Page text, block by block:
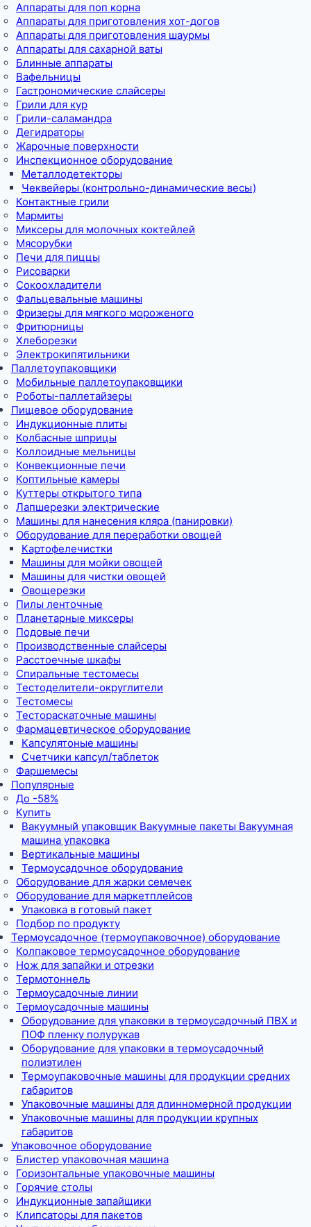
Аппараты для поп корна
Аппараты для приготовления хот-догов
Аппараты для приготовления шаурмы
Аппараты для сахарной ваты
Блинные аппараты
Вафельницы
Гастрономические слайсеры
Грили для кур
Грили-саламандра
Дегидраторы
Жарочные поверхности
Инспекционное оборудование
Металлодетекторы
Чеквейеры (контрольно-динамические весы)
Контактные грили
Мармиты
Миксеры для молочных коктейлей
Мясорубки
Печи для пиццы
Рисоварки
Сокоохладители
Фальцевальные машины
Фризеры для мягкого мороженого
Фритюрницы
Хлеборезки
Электрокипятильники
Паллетоупаковщики
Мобильные паллетоупаковщики
Роботы-паллетайзеры
Пищевое оборудование
Индукционные плиты
Колбасные шприцы
Коллоидные мельницы
Конвекционные печи
Коптильные камеры
Куттеры открытого типа
Лапшерезки электрические
Машины для нанесения кляра (панировки)
Оборудование для переработки овощей
Картофелечистки
Машины для мойки овощей
Машины для чистки овощей
Овощерезки
Пилы ленточные
Планетарные миксеры
Подовые печи
Производственные слайсеры
Расстоечные шкафы
Спиральные тестомесы
Тестоделители-округлители
Тестомесы
Тестораскаточные машины
Фармацевтическое оборудование
Капсулятоные машины
Счетчики капсул/таблеток
Фаршемесы
Популярные
До -58%
Купить
Вакуумный упаковщик Вакуумные пакеты Вакуумная
машина упаковка
Вертикальные машины
Термоусадочное оборудование
Оборудование для жарки семечек
Оборудование для маркетплейсов
Упаковка в готовый пакет
Подбор по продукту
Термоусадочное (термоупаковочное) оборудование
Колпаковое термоусадочное оборудование
Нож для запайки и отрезки
Термотоннель
Термоусадочные линии
Термоусадочные машины
Оборудование для упаковки в термоусадочный ПВХ и
ПОФ пленку полурукав
Оборудование для упаковки в термоусадочный
полиэтилен
Термоупаковочные машины для продукции средних
габаритов
Упаковочные машины для длинномерной продукции
Упаковочные машины для продукции крупных
габаритов
Упаковочное оборудование
Блистер упаковочная машина
Горизонтальные упаковочные машины
Горячие столы
Индукционные запайщики
Клипсаторы для пакетов